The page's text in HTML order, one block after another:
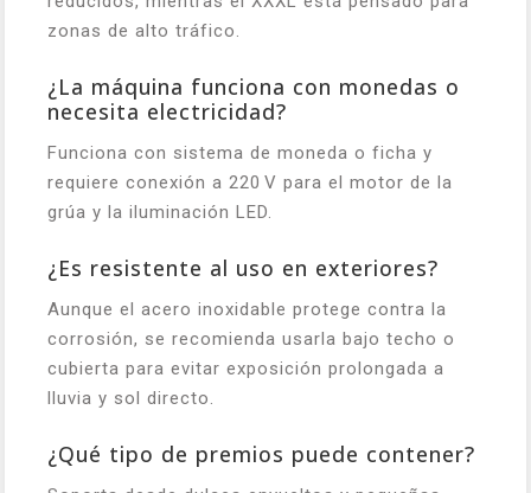
zonas de alto tráfico.
¿La máquina funciona con monedas o
necesita electricidad?
Funciona con sistema de moneda o ficha y
requiere conexión a 220 V para el motor de la
grúa y la iluminación LED.
¿Es resistente al uso en exteriores?
Aunque el acero inoxidable protege contra la
corrosión, se recomienda usarla bajo techo o
cubierta para evitar exposición prolongada a
lluvia y sol directo.
¿Qué tipo de premios puede contener?